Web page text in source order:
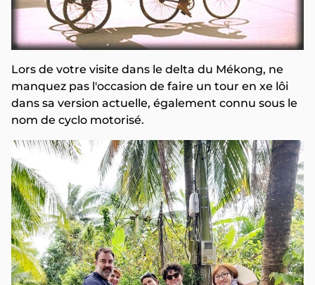
Lors de votre visite dans le delta du Mékong, ne
manquez pas l'occasion de faire un tour en xe lôi
dans sa version actuelle, également connu sous le
nom de cyclo motorisé.